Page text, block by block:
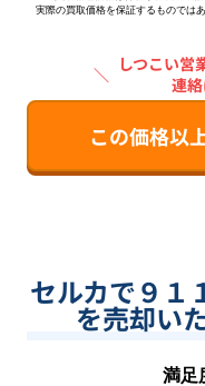
実際の買取価格を保証するものではあ
＼ しつこい営
連
この価格以
セルカで９１
を売却い
満足